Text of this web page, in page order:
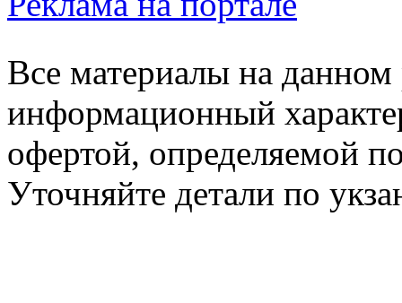
Все материалы на данном
информационный
офертой, определяемой
Уточняйте детали по